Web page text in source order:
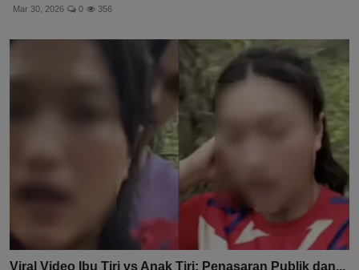
Mar 30, 2026 0 356
Viral Video Ibu Tiri vs Anak Tiri: Penasaran Publik dan...